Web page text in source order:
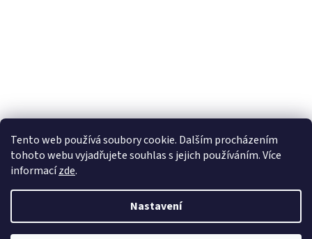
Tento web používá soubory cookie. Dalším procházením
tohoto webu vyjadřujete souhlas s jejich používáním. Více
informacízde.
Nastavení
Vytvořil Shoptet